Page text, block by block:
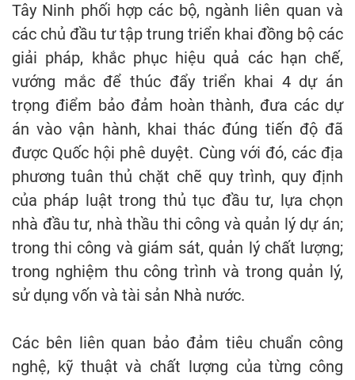
Tây Ninh phối hợp các bộ, ngành liên quan và
các chủ đầu tư tập trung triển khai đồng bộ các
giải pháp, khắc phục hiệu quả các hạn chế,
vướng mắc để thúc đẩy triển khai 4 dự án
trọng điểm bảo đảm hoàn thành, đưa các dự
án vào vận hành, khai thác đúng tiến độ đã
được Quốc hội phê duyệt. Cùng với đó, các địa
phương tuân thủ chặt chẽ quy trình, quy định
của pháp luật trong thủ tục đầu tư, lựa chọn
nhà đầu tư, nhà thầu thi công và quản lý dự án;
trong thi công và giám sát, quản lý chất lượng;
trong nghiệm thu công trình và trong quản lý,
sử dụng vốn và tài sản Nhà nước.
Các bên liên quan bảo đảm tiêu chuẩn công
nghệ, kỹ thuật và chất lượng của từng công